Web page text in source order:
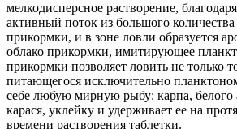
мелкодисперсное растворение,
активный поток из большого
прикормки, и в зоне ловли образуется
облако прикормки, имитирующее
прикормки позволяет ловить не только
питающегося исключительно
себе любую мирную рыбу: карпа, белого
карася, уклейку и удерживает ее на
времени растворения таблетки.